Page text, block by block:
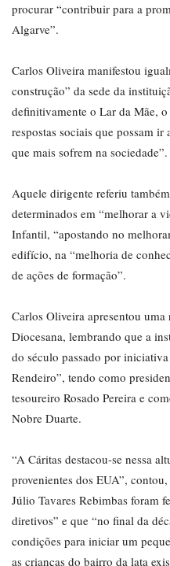
procurar “contribuir para a
Algarve”.
Carlos Oliveira manifestou
construção” da sede da
definitivamente o Lar da Mãe,
respostas sociais que possam ir
que mais sofrem na sociedade”.
Aquele dirigente referiu
determinados em “melhorar a
Infantil, “apostando no
edifício, na “melhoria de
de ações de formação”.
Carlos Oliveira apresentou
Diocesana, lembrando que a
do século passado por
Rendeiro”, tendo como
tesoureiro Rosado Pereira e
Nobre Duarte.
“A Cáritas destacou-se nessa
provenientes dos EUA”,
Júlio Tavares Rebimbas foram
diretivos” e que “no final da
condições para iniciar um
as crianças do bairro da lata